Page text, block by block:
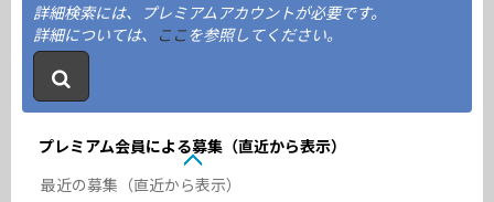
詳細検索には、プレミアムアカウントが必要です。
詳細については、 ここを参照してください。
プレミアム会員による募集（直近から表示）
最近の募集（直近から表示）